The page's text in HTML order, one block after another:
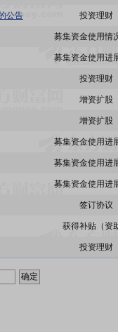
公告 投资理财
募集资金使用情
募集资金使用进
投资理财
增资扩股
增资扩股
募集资金使用进
募集资金使用进
募集资金使用进
签订协议
获得补贴（资
投资理财